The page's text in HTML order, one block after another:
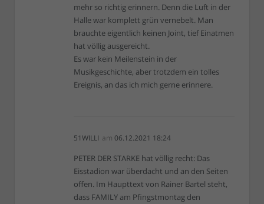
mehr so richtig erinnern. Denn die Luft in der
Halle war komplett grün vernebelt. Man
brauchte eigentlich keinen Joint, tief Einatmen
hat völlig ausgereicht.
Es war kein Meilenstein in der
Musikgeschichte, aber trotzdem ein tolles
Ereignis, an das ich mich gerne erinnere.
51WILLI am 06.12.2021 18:24
PETER DER STARKE hat völlig recht: Das
Eisstadion war überdacht und an den Seiten
offen. Im Haupttext von Rainer Bartel steht,
dass FAMILY am Pfingstmontag den